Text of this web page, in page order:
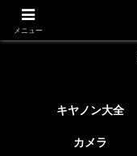
キヤノン大全
カメラ
メニュー